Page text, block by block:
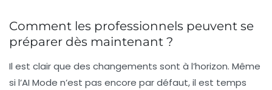
Comment les professionnels peuvent se
préparer dès maintenant ?
Il est clair que des changements sont à l’horizon. Même
si l’AI Mode n’est pas encore par défaut, il est temps